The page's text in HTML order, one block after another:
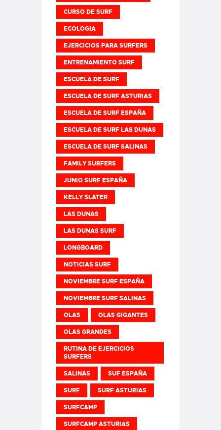
CURSO DE SURF
ECOLOGIA
EJERCICIOS PARA SURFERS
ENTRENAMIENTO SURF
ESCUELA DE SURF
ESCUELA DE SURF ASTURIAS
ESCUELA DE SURF ESPAÑA
ESCUELA DE SURF LAS DUNAS
ESCUELA DE SURF SALINAS
FAMILY SURFERS
JUNIO SURF ESPAÑA
KELLY SLATER
LAS DUNAS
LAS DUNAS SURF
LONGBOARD
NOTICIAS SURF
NOVIEMBRE SURF ESPAÑA
NOVIEMBRE SURF SALINAS
OLAS OLAS GIGANTES
OLAS GRANDES
RUTINA DE EJERCICIOS
SURFERS
SALINAS SUF ESPAÑA
SURF SURF ASTURIAS
SURFCAMP
SURFCAMP ASTURIAS